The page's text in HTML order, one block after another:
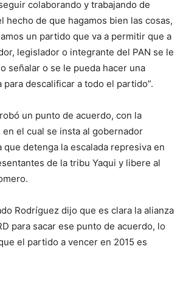
colaborando y trabajando de
hecho de que hagamos bien las cosas,
un partido que va a permitir que a
legislador o integrante del PAN se le
señalar o se le pueda hacer una
para descalificar a todo el partido”.
un punto de acuerdo, con la
el cual se insta al gobernador
que detenga la escalada represiva en
de la tribu Yaqui y libere al
Rodríguez dijo que es clara la alianza
para sacar ese punto de acuerdo, lo
el partido a vencer en 2015 es